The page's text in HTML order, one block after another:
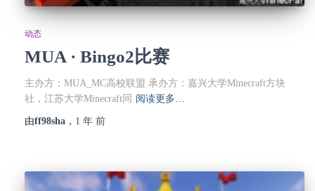
动态
MUA · Bingo2比赛
主办方：MUA_MC高校联盟 承办方：嘉兴大学Minecraft方块
社，江苏大学Minecraft同 阅读更多…
由ff98sha ， 1 年 前